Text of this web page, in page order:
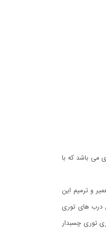
می باشد که با
و ترمیم این
درب های توری
توری چسبدار